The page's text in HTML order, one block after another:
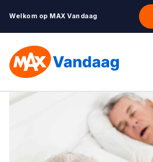
Welkom op MAX Vandaag